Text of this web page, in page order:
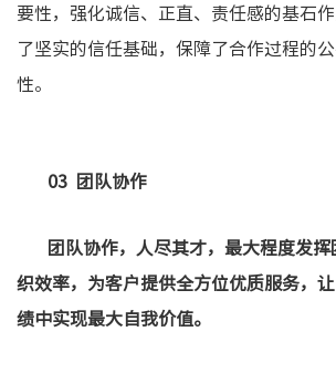
要性，强化诚信、正直、责任感的基石
了坚实的信任基础，保障了合作过程的
性。
03 团队协作
团队协作，人尽其才，最大程度发挥
织效率，为客户提供全方位优质服务，
绩中实现最大自我价值。